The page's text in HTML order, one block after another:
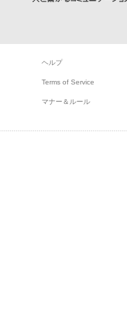
ヘルプ
Terms of Service
マナー＆ルール